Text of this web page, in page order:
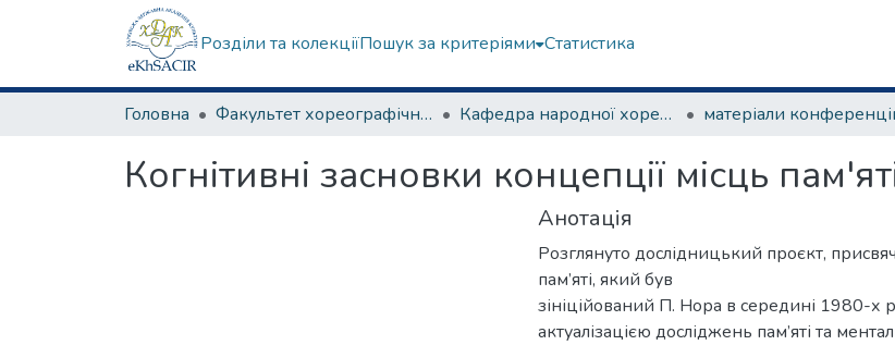
Розділи та колекціїПошук за критеріями Статистика
Головна Факультет хореографічного мистецтва Кафедра народної хореографії та теорії танцю
Когнітивні засновки концепції місць
Анотація
Розглянуто дослідницький проєкт,
пам’яті, який був
зініційований П. Нора в середині 1980-х
актуалізацією досліджень пам’яті та